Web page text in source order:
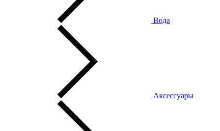
Вода
Аксессуары